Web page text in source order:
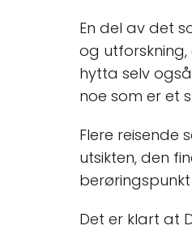
En del av det
og
hytta selv
noe som er et
Flere
utsikten, den
Det er klart at